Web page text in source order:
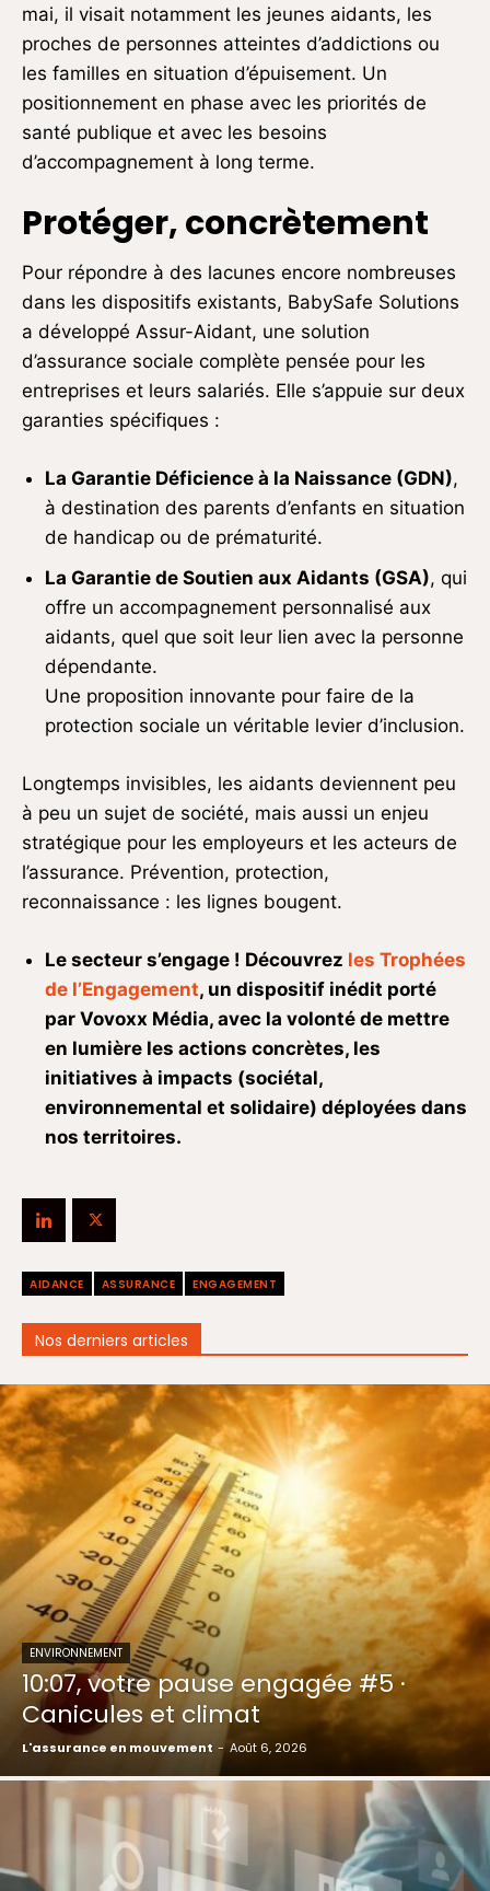
mai, il visait notamment les jeunes aidants, les
proches de personnes atteintes d’addictions ou
les familles en situation d’épuisement. Un
positionnement en phase avec les priorités de
santé publique et avec les besoins
d’accompagnement à long terme.
Protéger, concrètement
Pour répondre à des lacunes encore nombreuses
dans les dispositifs existants, BabySafe Solutions
a développé Assur-Aidant, une solution
d’assurance sociale complète pensée pour les
entreprises et leurs salariés. Elle s’appuie sur deux
garanties spécifiques :
La Garantie Déficience à la Naissance (GDN),
à destination des parents d’enfants en situation
de handicap ou de prématurité.
La Garantie de Soutien aux Aidants (GSA), qui
offre un accompagnement personnalisé aux
aidants, quel que soit leur lien avec la personne
dépendante.
Une proposition innovante pour faire de la
protection sociale un véritable levier d’inclusion.
Longtemps invisibles, les aidants deviennent peu
à peu un sujet de société, mais aussi un enjeu
stratégique pour les employeurs et les acteurs de
l’assurance. Prévention, protection,
reconnaissance : les lignes bougent.
Le secteur s’engage ! Découvrez les Trophées
de l’Engagement, un dispositif inédit porté
par Vovoxx Média, avec la volonté de mettre
en lumière les actions concrètes, les
initiatives à impacts (sociétal,
environnemental et solidaire) déployées dans
nos territoires.
AIDANCE ASSURANCE ENGAGEMENT
Nos derniers articles
ENVIRONNEMENT
10:07, votre pause engagée #5 ·
Canicules et climat
L'assurance en mouvement - Août 6, 2026